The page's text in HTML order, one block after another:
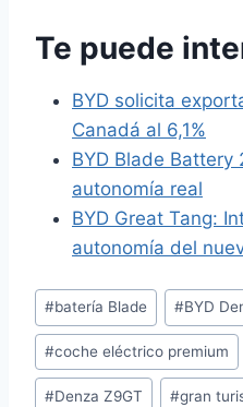
Te puede
BYD solicita
Canadá al 6,1%
BYD Blade Battery
autonomía real
BYD Great Tang:
autonomía del
Etiquetas
de
la
entrada:
#batería Blade #BYD
#coche eléctrico premium
#Denza Z9GT #gran